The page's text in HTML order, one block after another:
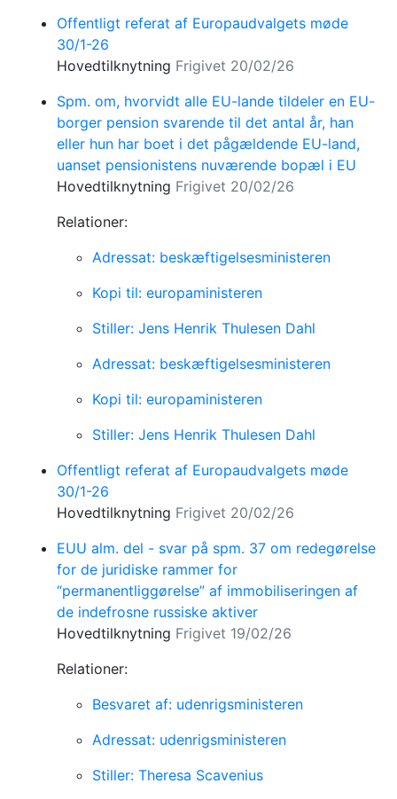
Offentligt referat af Europaudvalgets møde
30/1-26
Hovedtilknytning Frigivet 20/02/26
Spm. om, hvorvidt alle EU-lande tildeler en EU-
borger pension svarende til det antal år, han
eller hun har boet i det pågældende EU-land,
uanset pensionistens nuværende bopæl i EU
Hovedtilknytning Frigivet 20/02/26
Relationer:
Adressat: beskæftigelsesministeren
Kopi til: europaministeren
Stiller: Jens Henrik Thulesen Dahl
Adressat: beskæftigelsesministeren
Kopi til: europaministeren
Stiller: Jens Henrik Thulesen Dahl
Offentligt referat af Europaudvalgets møde
30/1-26
Hovedtilknytning Frigivet 20/02/26
EUU alm. del - svar på spm. 37 om redegørelse
for de juridiske rammer for
“permanentliggørelse” af immobiliseringen af
de indefrosne russiske aktiver
Hovedtilknytning Frigivet 19/02/26
Relationer:
Besvaret af: udenrigsministeren
Adressat: udenrigsministeren
Stiller: Theresa Scavenius